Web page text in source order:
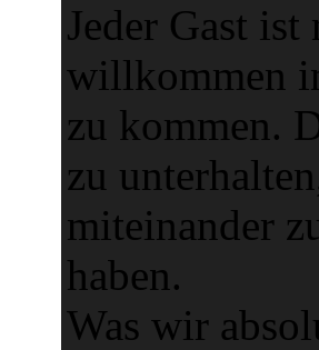
Jeder Gast
willkommen
zu kommen.
zu
miteinander
haben.
Was wir